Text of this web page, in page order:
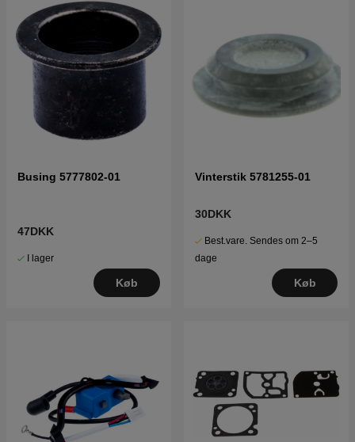
Busing 5777802-01
47DKK
I lager
Køb
Vinterstik 5781255-01
30DKK
Best.vare. Sendes om 2–5
dage
Køb